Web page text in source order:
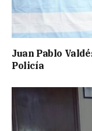
Juan Pablo
Policía